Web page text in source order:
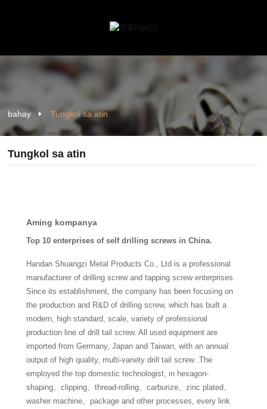
bahay Tungkol sa atin
Tungkol sa atin
Aming kompanya
Top 10 enterprises of self drilling screws in China.
Handan Shuangzi Metal Products Co., Ltd is a professional
manufacturer of drilling screw and tapping screw enterprises.
Since its establishment, the company has been focusing on
the production and R&D of drilling screw, which has built a
modern, high standard, scale, variety of professional
production line of drill tail screw. All used equipment are
imported from Germany, Japan and Taiwan, with an annual
output of high quality, multi-variety drill tail screw .The
employed the top domestic technologist, in hexagon-
shaping、clipping、thread-rolling、carburize、zinc plated、
washer machine、package and other processes, every link